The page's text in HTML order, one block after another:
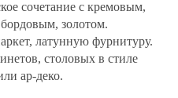
сочетание с кремовым,
золотом.
латунную фурнитуру.
столовых в стиле
ар-деко.